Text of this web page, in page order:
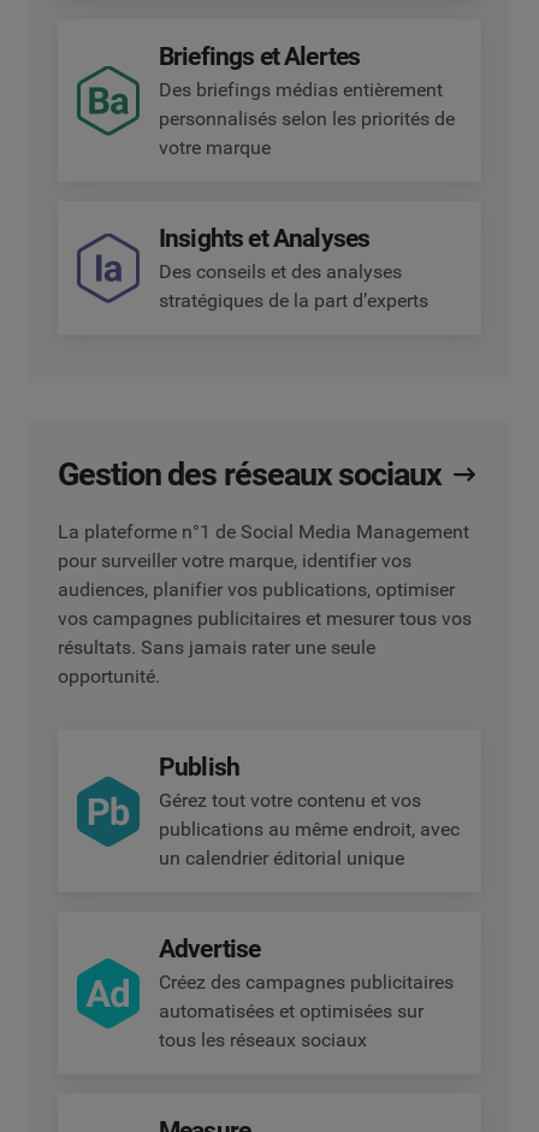
Briefings et Alertes
Des briefings médias entièrement
personnalisés selon les priorités de
votre marque
Insights et Analyses
Des conseils et des analyses
stratégiques de la part d’experts
Gestion des réseaux sociaux
La plateforme n°1 de Social Media Management
pour surveiller votre marque, identifier vos
audiences, planifier vos publications, optimiser
vos campagnes publicitaires et mesurer tous vos
résultats. Sans jamais rater une seule
opportunité.
Publish
Gérez tout votre contenu et vos
publications au même endroit, avec
un calendrier éditorial unique
Advertise
Créez des campagnes publicitaires
automatisées et optimisées sur
tous les réseaux sociaux